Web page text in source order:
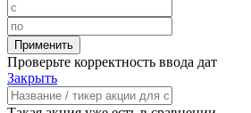
Проверьте корректность ввода дат
Закрыть